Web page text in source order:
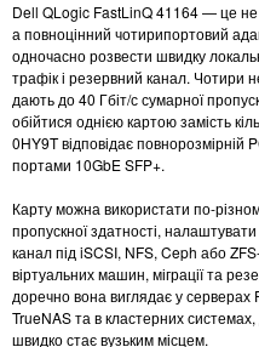
Dell QLogic FastLinQ 41164 — це не
а повноцінний чотирипортовий
одночасно розвести швидку
трафік і резервний канал. Чотири
дають до 40 Гбіт/с сумарної
обійтися однією картою замість
0HY9T відповідає повнорозмірній
портами 10GbE SFP+.
Карту можна використати по-
пропускної здатності,
канал під iSCSI, NFS, Ceph або
віртуальних машин, міграції та
доречно вона виглядає у
TrueNAS та в кластерних
швидко стає вузьким місцем.